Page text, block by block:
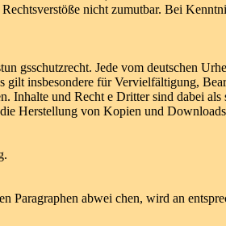
nicht zumutbar. Bei
gsschutzrecht. Jede vom deutschen
insbesondere für Vervielfältigung,
Inhalte und Recht e Dritter sind dabei
Herstellung von Kopien und
Paragraphen abwei chen, wird an